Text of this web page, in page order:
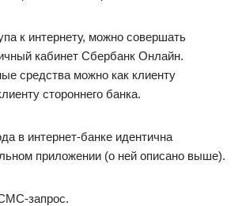
к интернету, можно совершать
кабинет Сбербанк Онлайн.
средства можно как клиенту
стороннего банка.
в интернет-банке идентична
приложении (о ней описано выше).
запрос.